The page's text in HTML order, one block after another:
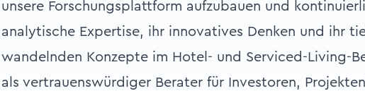
unsere Forschungsplattform aufzubauen und
analytische Expertise, ihr innovatives Denken und ihr
wandelnden Konzepte im Hotel- und Serviced-Living-
als vertrauenswürdiger Berater für Investoren,